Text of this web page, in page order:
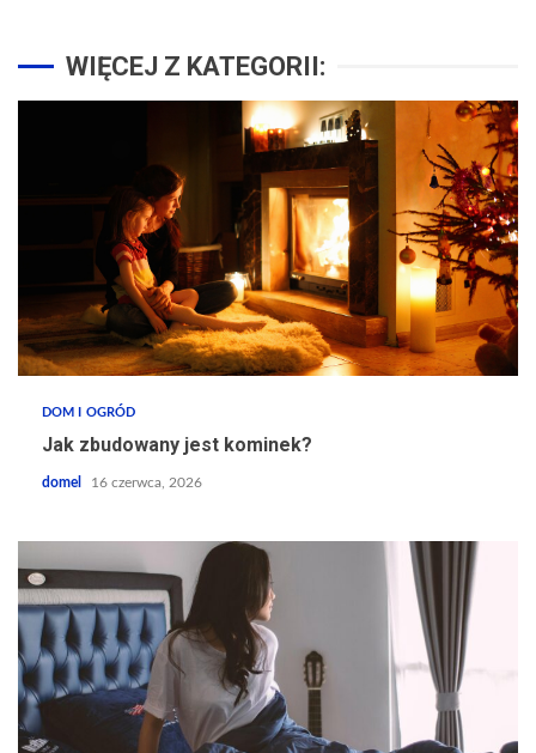
WIĘCEJ Z KATEGORII:
DOM I OGRÓD
Jak zbudowany jest kominek?
domel 16 czerwca, 2026